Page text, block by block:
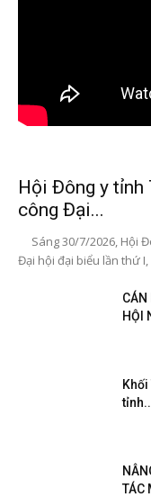
Hội Đông y tỉnh
công Đại...
Sáng 30/7/2026, Hội
Đại hội đại biểu lần thứ I,
CÁN
HỘI
TÁC